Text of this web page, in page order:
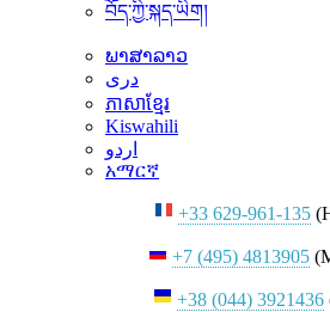
བོད་ཀྱི་སྐད་ཡིག།
ພາສາລາວ
دری
ភាសាខ្មែរ
Kiswahili
اردو
አማርኛ
+33 629-961-135
+7 (495) 4813905
+38 (044) 3921436